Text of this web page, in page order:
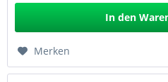
In den
Merken